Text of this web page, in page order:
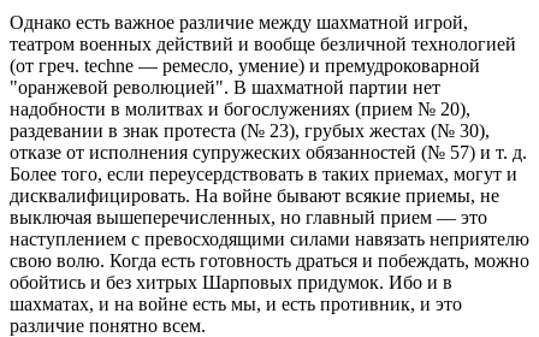
Однако есть важное различие между шахматной игрой,
театром военных действий и вообще безличной технологией
(от греч. techne — ремесло, умение) и премудроковарной
"оранжевой революцией". В шахматной партии нет
надобности в молитвах и богослужениях (прием № 20),
раздевании в знак протеста (№ 23), грубых жестах (№ 30),
отказе от исполнения супружеских обязанностей (№ 57) и т. д.
Более того, если переусердствовать в таких приемах, могут и
дисквалифицировать. На войне бывают всякие приемы, не
выключая вышеперечисленных, но главный прием — это
наступлением с превосходящими силами навязать неприятелю
свою волю. Когда есть готовность драться и побеждать, можно
обойтись и без хитрых Шарповых придумок. Ибо и в
шахматах, и на войне есть мы, и есть противник, и это
различие понятно всем.